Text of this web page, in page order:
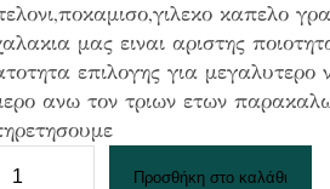
καπελο
μας ειναι αριστης
επιλογης για
ανω τον τριων ετων
Προσθήκη στο καλάθι